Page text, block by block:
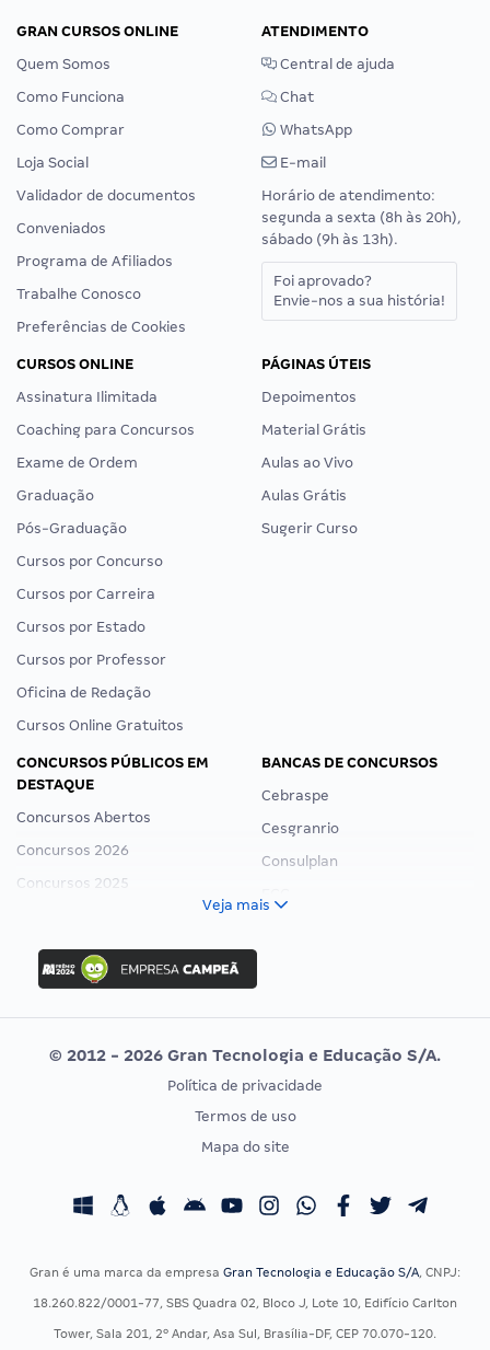
GRAN CURSOS ONLINE
Quem Somos
Como Funciona
Como Comprar
Loja Social
Validador de documentos
Conveniados
Programa de Afiliados
Trabalhe Conosco
Preferências de Cookies
ATENDIMENTO
Central de ajuda
Chat
WhatsApp
E-mail
Horário de atendimento:
segunda a sexta (8h às 20h),
sábado (9h às 13h).
Foi aprovado?
Envie-nos a sua história!
CURSOS ONLINE
Assinatura Ilimitada
Coaching para Concursos
Exame de Ordem
Graduação
Pós-Graduação
Cursos por Concurso
Cursos por Carreira
Cursos por Estado
Cursos por Professor
Oficina de Redação
Cursos Online Gratuitos
PÁGINAS ÚTEIS
Depoimentos
Material Grátis
Aulas ao Vivo
Aulas Grátis
Sugerir Curso
CONCURSOS PÚBLICOS EM
DESTAQUE
Concursos Abertos
Concursos 2026
Concursos 2025
Concurso Ibama
Concurso MPU
Editais publicados
BANCAS DE CONCURSOS
Cebraspe
Cesgranrio
Consulplan
Vunesp
CONCURSOS POR PROFISSÃO
Concursos Fiscais
Concursos Saúde
EXAME DE ORDEM
Calendário OAB
Veja mais
© 2012 - 2026 Gran Tecnologia e Educação S/A.
Política de privacidade
Termos de uso
Mapa do site
Gran é uma marca da empresa Gran Tecnologia e Educação S/A, CNPJ:
18.260.822/0001-77, SBS Quadra 02, Bloco J, Lote 10, Edifício Carlton
Tower, Sala 201, 2º Andar, Asa Sul, Brasília-DF, CEP 70.070-120.